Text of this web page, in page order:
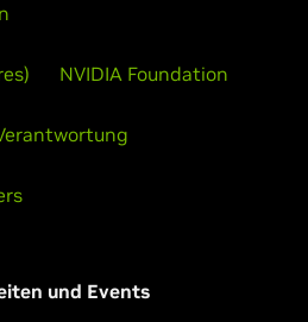
NVIDIA Foundation
und Events